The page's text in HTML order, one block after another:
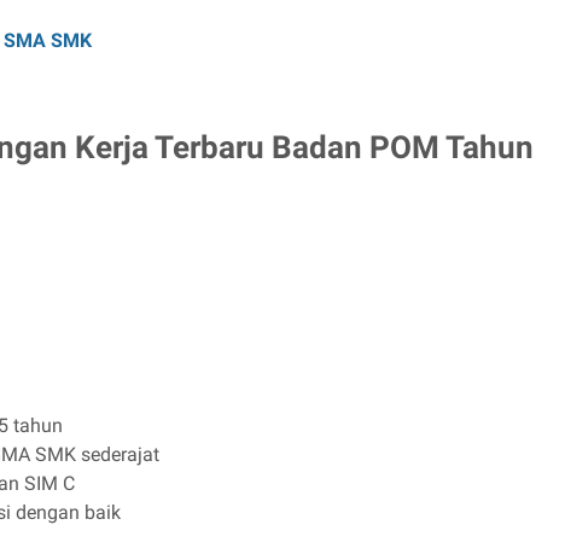
SMK
Kerja Terbaru Badan POM Tahun
tahun
SMK sederajat
SIM C
dengan baik